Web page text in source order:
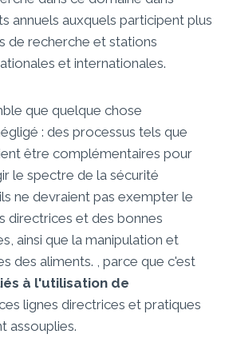
annuels auxquels participent plus
de recherche et stations
et internationales.
que quelque chose
: des processus tels que
être complémentaires pour
le spectre de la sécurité
ne devraient pas exempter le
directrices et des bonnes
ainsi que la manipulation et
des aliments. , parce que c'est
à l'utilisation de
lignes directrices et pratiques
assouplies.